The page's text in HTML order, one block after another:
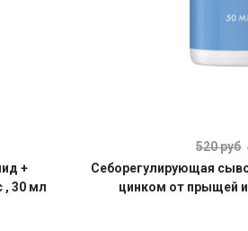
+
, 30 мл
520 руб
Себорегулирующая
цинком от прыщей